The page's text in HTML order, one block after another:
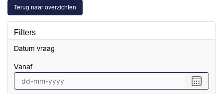
Terug naar overzichten
Filters
Datum vraag
vanaf
een